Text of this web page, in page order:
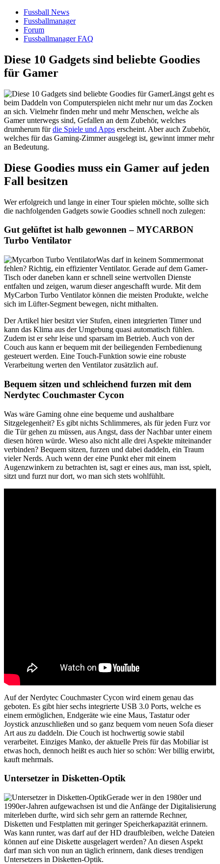
Fussball News
Fussballmanager
Forum
Fussballmanager FAQ
Diese 10 Gadgets sind beliebte Goodies
für Gamer
Längst geht es
beim Daddeln von Computerspielen nicht mehr nur um das Zocken
an sich. Vielmehr finden mehr und mehr Menschen, welche als
Gamer unterwegs sind, Gefallen an dem Zubehör, welches
drumherum fürdie Spiele und Apps erscheint. Aber auch Zubehör,
welches für das Gaming-Zimmer ausgelegt ist, gewinnt immer mehr
an Bedeutung.
Diese Goodies muss ein Gamer auf jeden
Fall besitzen
Wer erfolgreich und lange in einer Tour spielen möchte, sollte sich
die nachfolgenden Gadgets sowie Goodies schnell noch zulegen:
Gut gelüftet ist halb gewonnen – MYCARBON
Turbo Ventilator
Was darf in keinem Sommermonat
fehlen? Richtig, ein effizienter Ventilator. Gerade auf dem Gamer-
Tisch oder daneben kann er schnell seine wertvollen Dienste
entfalten und zeigen, warum dieser angeschafft wurde. Mit dem
MyCarbon Turbo Ventilator können die meisten Produkte, welche
sich im Lüfter-Segment bewegen, nicht mithalten.
Der Artikel hier besitzt vier Stufen, einen integrierten Timer und
kann das Klima aus der Umgebung quasi automatisch fühlen.
Zudem ist er sehr leise und sparsam im Betrieb. Auch von der
Couch aus kann er bequem mit der beiliegenden Fernbedienung
gesteuert werden. Eine Touch-Funktion sowie eine robuste
Verarbeitung werten den Ventilator zusätzlich auf.
Bequem sitzen und schleichend furzen mit dem
Nerdytec Couchmaster Cycon
Was wäre Gaming ohne eine bequeme und aushaltbare
Sitzgelegenheit? Es gibt nichts Schlimmeres, als für jeden Furz vor
die Tür gehen zu müssen, aus Angst, dass der Nachbar unter einem
diesen hören würde. Wieso also nicht alle drei Aspekte miteinander
verbinden? Bequem sitzen, furzen und dabei daddeln, ein Traum
vieler Nerds. Auch wenn der eine Punkt eher mit einem
Augenzwinkern zu betrachten ist, sagt er eines aus, man isst, spielt,
sitzt und furzt nur dort, wo man sich stets wohlfühlt.
Auf der Nerdytec Couchmaster Cycon wird einem genau das
geboten. Es gibt hier sechs integrierte USB 3.0 Ports, welche es
einem ermöglichen, Endgeräte wie eine Maus, Tastatur oder
Joystick anzuschließen und so ganz bequem vom neuen Sofa dieser
Art aus zu daddeln. Die Couch ist hochwertig sowie stabil
verarbeitet. Einziges Manko, der aktuelle Preis für das Mobiliar ist
etwas hoch, dennoch heißt es auch hier so schön: Wer billig erwirbt,
kauft mehrmals.
Untersetzer in Disketten-Optik
Gerade wer in den 1980er und
1990er-Jahren aufgewachsen ist und die Anfänge der Digitalisierung
miterleben durfte, wird sich sehr gern an ratternde Rechner,
Disketten und Festplatten mit geringer Speicherkapazität erinnern.
Was kann runter, was darf auf der HD draufbleiben, welche Dateien
können auf eine Diskette ausgelagert werden? An diesen Aspekt
darf man sich von nun an täglich erinnern, dank dieses trendigen
Untersetzers in Disketten-Optik.